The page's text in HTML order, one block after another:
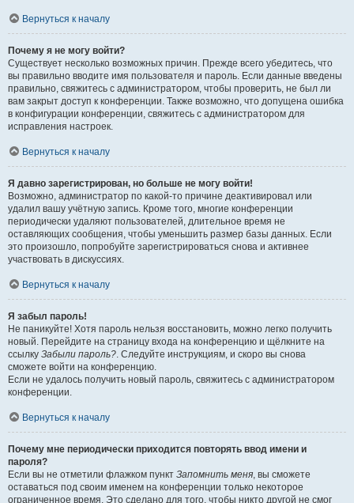
Вернуться к началу
Почему я не могу войти?
Существует несколько возможных причин. Прежде всего убедитесь, что
вы правильно вводите имя пользователя и пароль. Если данные введены
правильно, свяжитесь с администратором, чтобы проверить, не был ли
вам закрыт доступ к конференции. Также возможно, что допущена ошибка
в конфигурации конференции, свяжитесь с администратором для
исправления настроек.
Вернуться к началу
Я давно зарегистрирован, но больше не могу войти!
Возможно, администратор по какой-то причине деактивировал или
удалил вашу учётную запись. Кроме того, многие конференции
периодически удаляют пользователей, длительное время не
оставляющих сообщения, чтобы уменьшить размер базы данных. Если
это произошло, попробуйте зарегистрироваться снова и активнее
участвовать в дискуссиях.
Вернуться к началу
Я забыл пароль!
Не паникуйте! Хотя пароль нельзя восстановить, можно легко получить
новый. Перейдите на страницу входа на конференцию и щёлкните на
ссылку Забыли пароль?. Следуйте инструкциям, и скоро вы снова
сможете войти на конференцию.
Если не удалось получить новый пароль, свяжитесь с администратором
конференции.
Вернуться к началу
Почему мне периодически приходится повторять ввод имени и
пароля?
Если вы не отметили флажком пункт Запомнить меня, вы сможете
оставаться под своим именем на конференции только некоторое
ограниченное время. Это сделано для того, чтобы никто другой не смог